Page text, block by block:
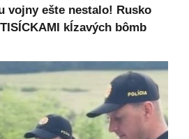
vojny ešte nestalo! Rusko
kĺzavých bômb